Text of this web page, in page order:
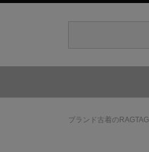
ブランド古着のRAGTAG